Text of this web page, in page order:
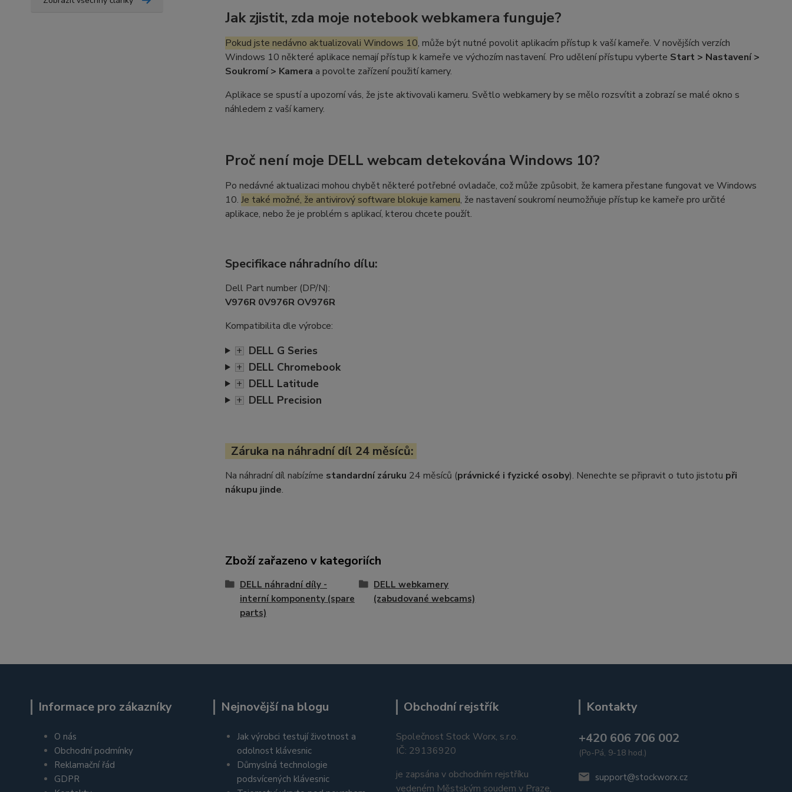
Jak zjistit, zda moje notebook webkamera funguje?
Pokud jste nedávno aktualizovali Windows 10, může být nutné povolit aplikacím přístup k vaší kameře. V novějších verzích
Windows 10 některé aplikace nemají přístup k kameře ve výchozím nastavení. Pro udělení přístupu vyberte Start > Nastavení >
Soukromí > Kamera a povolte zařízení použití kamery.
Aplikace se spustí a upozorní vás, že jste aktivovali kameru. Světlo webkamery by se mělo rozsvítit a zobrazí se malé okno s
náhledem z vaší kamery.
Proč není moje DELL webcam detekována Windows 10?
Po nedávné aktualizaci mohou chybět některé potřebné ovladače, což může způsobit, že kamera přestane fungovat ve Windows
10. Je také možné, že antivirový software blokuje kameru, že nastavení soukromí neumožňuje přístup ke kameře pro určité
aplikace, nebo že je problém s aplikací, kterou chcete použít.
Specifikace náhradního dílu:
Dell Part number (DP/N):
V976R 0V976R OV976R
Kompatibilita dle výrobce:
+ DELL G Series
+ DELL Chromebook
+ DELL Latitude
+ DELL Precision
Záruka na náhradní díl 24 měsíců:
Na náhradní díl nabízíme standardní záruku 24 měsíců (právnické i fyzické osoby). Nenechte se připravit o tuto jistotu při
nákupu jinde.
Zboží zařazeno v kategoriích
DELL náhradní díly -
interní komponenty (spare
parts)
DELL webkamery
(zabudované webcams)
Informace pro zákazníky
O nás
Obchodní podmínky
Reklamační řád
GDPR
Nejnovější na blogu
Jak výrobci testují životnost a
odolnost klávesnic
Důmyslná technologie
podsvícených klávesnic
Obchodní rejstřík
Společnost Stock Worx, s.r.o.
IČ: 29136920
je zapsána v obchodním rejstříku
vedeném Městským soudem v Praze,
Kontakty
+420 606 706 002
(Po-Pá, 9-18 hod.)
support@stockworx.cz